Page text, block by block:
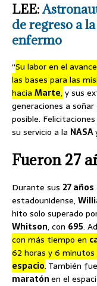
LEE:
de regreso a
enfermo
“Su labor en el
las bases para las
hacia Marte,y sus
generaciones a
posible.
su servicio a la NASA
Fueron 27
Durante sus 27 años
estadounidense,
hito solo superado
Whitson, con 695.
con más tiempo en
62 horas y 6
espacio. También
maratónen el